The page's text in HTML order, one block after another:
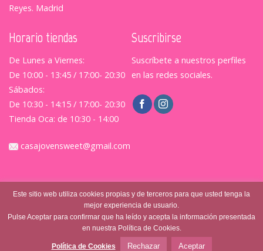
Reyes. Madrid
Horario tiendas
De Lunes a Viernes:
De 10:00 - 13:45 / 17:00- 20:30
Sábados:
De 10:30 - 14:15 / 17:00- 20:30
Tienda Oca: de 10:30 - 14:00
Suscribirse
Suscríbete a nuestros perfiles
en las redes sociales.
casajovensweet@gmail.com
© Casajovensweet 2026 | Casa Joven Suite S.L.
|Política de Privacidad|Terminos y Condiciones
Este sitio web utiliza cookies propias y de terceros para que usted tenga la
mejor experiencia de usuario.
Pulse Aceptar para confirmar que ha leído y acepta la información presentada
en nuestra Política de Cookies.
Política de Cookies Rechazar Aceptar